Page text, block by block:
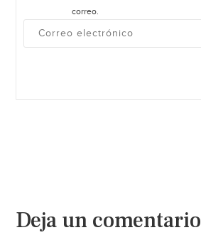
correo.
Deja un comentario